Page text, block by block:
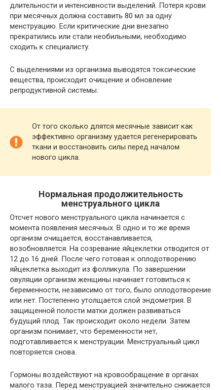
длительности и интенсивности выделений. Потеря крови
при месячных должна составить 80 мл за одну
менструацию. Если критические дни внезапно
прекратились или стали необильными, необходимо
сходить к специалисту.
С выделениями из организма выводятся токсические
вещества, происходит очищение и обновление
репродуктивной системы.
От того сколько длятся месячные зависит как
эффективно организму удается регенерировать
ткани и восстановить силы перед началом
нового цикла.
Нормальная продолжительность
менструального цикла
Отсчет нового менструального цикла начинается с
момента появления месячных. В одно и то же время
организм очищается, восстанавливается,
возобновляется. На созревание яйцеклетки отводится от
12 до 16 дней. После чего готовая к оплодотворению
яйцеклетка выходит из фолликула. По завершении
овуляции организм женщины начинает готовиться к
беременности, независимо от того, было оплодотворение
или нет. Постепенно утолщается слой эндометрия. В
защищенной полости матки должен развиваться
будущий плод. Так происходит около недели. Затем
организм понимает, что беременности нет,
подготавливается к менструации. Менструальный цикл
повторяется снова.
Гормоны воздействуют на кровообращение в органах
малого таза. Перед менструацией значительно снижается